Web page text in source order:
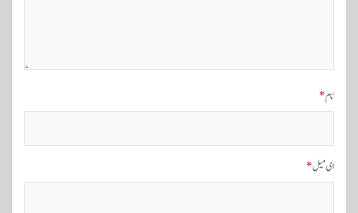
ن
نام*
ای میل*